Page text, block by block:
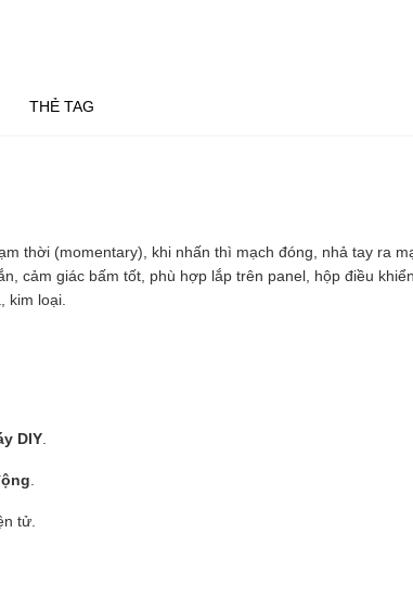
THẺ TAG
thời (momentary), khi nhấn thì mạch đóng, nhả tay ra
cảm giác bấm tốt, phù hợp lắp trên panel, hộp điều
kim loại.
DIY
tử.